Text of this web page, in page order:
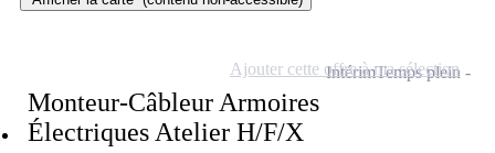
Monteur-Câbleur Armoires
Électriques Atelier H/F/X
IntérimTemps plein
Ajouter cette offre à ma sélection